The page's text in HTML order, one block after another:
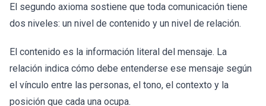
El segundo axioma sostiene que toda comunicación tiene
dos niveles: un nivel de contenido y un nivel de relación.
El contenido es la información literal del mensaje. La
relación indica cómo debe entenderse ese mensaje según
el vínculo entre las personas, el tono, el contexto y la
posición que cada una ocupa.